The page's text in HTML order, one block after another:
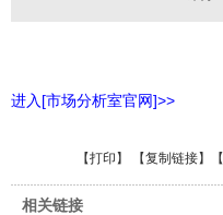
进入[市场分析室官网]>>
【打印 】 【复制链接】【
相关链接